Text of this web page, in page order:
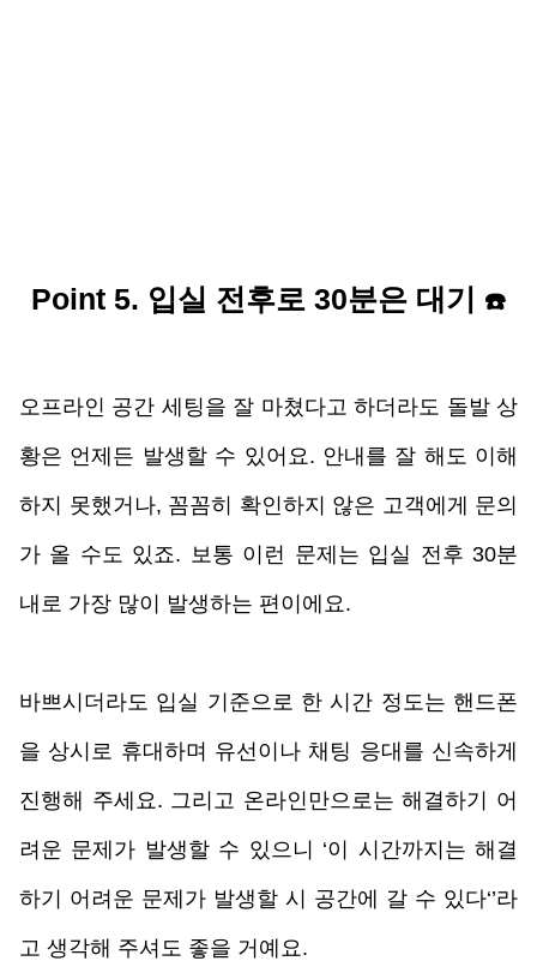
Point 5. 입실 전후로 30분은 대기 ☎️
오프라인 공간 세팅을 잘 마쳤다고 하더라도 돌발 상
황은 언제든 발생할 수 있어요. 안내를 잘 해도 이해
하지 못했거나, 꼼꼼히 확인하지 않은 고객에게 문의
가 올 수도 있죠. 보통 이런 문제는 입실 전후 30분
내로 가장 많이 발생하는 편이에요.
바쁘시더라도 입실 기준으로 한 시간 정도는 핸드폰
을 상시로 휴대하며 유선이나 채팅 응대를 신속하게
진행해 주세요. 그리고 온라인만으로는 해결하기 어
려운 문제가 발생할 수 있으니 ‘이 시간까지는 해결
하기 어려운 문제가 발생할 시 공간에 갈 수 있다‘’라
고 생각해 주셔도 좋을 거예요.